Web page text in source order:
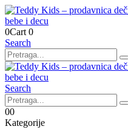
0Cart 0
Search
Search
00
Kategorije